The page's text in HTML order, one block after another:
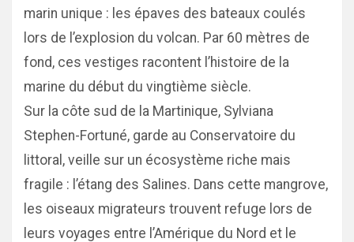
marin unique : les épaves des bateaux coulés
lors de l’explosion du volcan. Par 60 mètres de
fond, ces vestiges racontent l’histoire de la
marine du début du vingtième siècle.
Sur la côte sud de la Martinique, Sylviana
Stephen-Fortuné, garde au Conservatoire du
littoral, veille sur un écosystème riche mais
fragile : l’étang des Salines. Dans cette mangrove,
les oiseaux migrateurs trouvent refuge lors de
leurs voyages entre l’Amérique du Nord et le